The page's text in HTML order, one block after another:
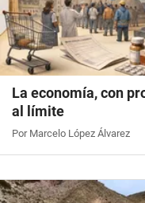
La economía, con
al límite
Por Marcelo López Álvarez